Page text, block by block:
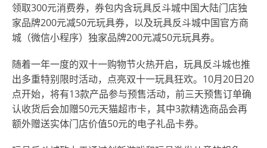
领取300元消费券，券包内含玩具反斗城中国大陆门店独
家品牌200元减50元玩具券，以及玩具反斗城中国官方商
城（微信小程序）独家品牌200元减50元玩具券。
随着一年一度的双十一购物节火热开启，玩具反斗城也推
出多重特别限时活动， 点亮双十一玩具狂欢。10月20日20
点开始，将有13款产品参与预售活动，前三天预售订单确
认收货后会加赠50元天猫超市卡，其中3款精选商品会再
额外赠送实体门店价值50元的电子礼品卡券。